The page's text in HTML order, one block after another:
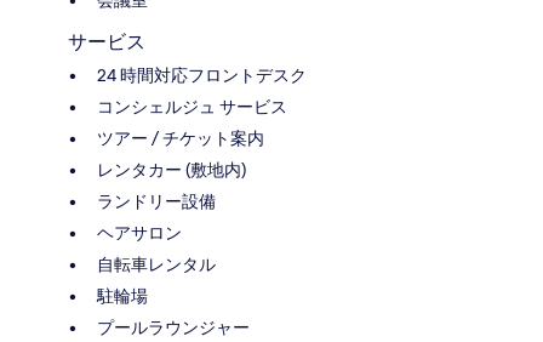
サービス
24 時間対応フロントデスク
コンシェルジュ サービス
ツアー / チケット案内
レンタカー (敷地内)
ランドリー設備
ヘアサロン
自転車レンタル
駐輪場
プールラウンジャー